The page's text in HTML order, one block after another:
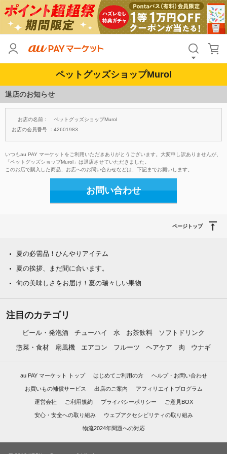
ペットグッズショップMurol
退店のお知らせ
お店の名前：
ペットグッズショップMurol
お店の会員番号 ： 42601983
いつもau PAY マーケットをご利用いただきありがとうございます。大変申し訳ありませんが、
「ペットグッズショップMurol」は退店させていただきました。
このお店で購入した商品、お店へのお問い合わせなどは、下記までお願いします。
お問い合わせ
ページトップ
夏の必需品！ひんやりアイテム
夏の挨拶、まだ間に合います。
旬の美味しさをお届け！夏の瑞々しい果物
注目のカテゴリ
ビール・発泡酒 チューハイ 水 お茶飲料
ソフトドリンク
惣菜・食材
扇風機 エアコン フルーツ ヘアケア 肉 ウナギ
au PAY マーケット トップ はじめてご利用の方 ヘルプ・お問い合わせ
お買いもの補償サービス 出店のご案内 アフィリエイトプログラム
運営会社 ご利用規約 プライバシーポリシー ご意見BOX
安心・安全への取り組み ウェブアクセシビリティの取り組み
物流2024年問題への対応